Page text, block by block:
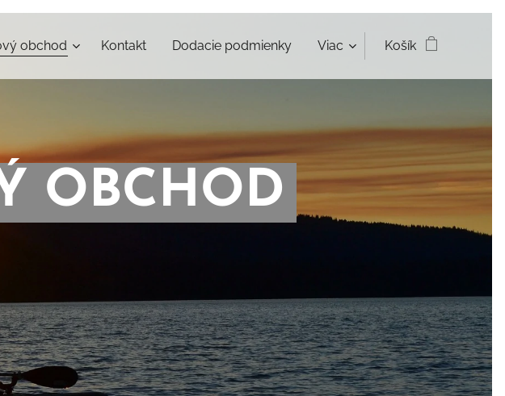
obchod Kontakt Dodacie podmienky Viac Košík
OBCHOD